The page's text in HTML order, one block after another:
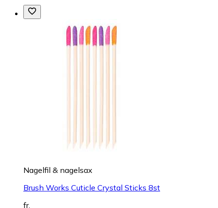
Nagelfil & nagelsax
Brush Works Cuticle Crystal Sticks 8st
fr.